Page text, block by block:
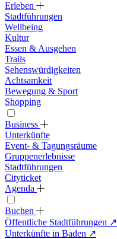
Erleben
Stadtführungen
Wellbeing
Kultur
Essen & Ausgehen
Trails
Sehenswürdigkeiten
Achtsamkeit
Bewegung & Sport
Shopping
Business
Unterkünfte
Event- & Tagungsräume
Gruppenerlebnisse
Stadtführungen
Cityticket
Agenda
Buchen
Öffentliche Stadtführungen ↗
Unterkünfte in Baden ↗